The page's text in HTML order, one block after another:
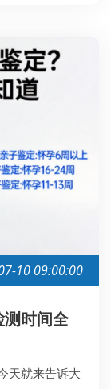
10 09:00:00
时间全
天就来告诉大